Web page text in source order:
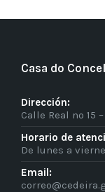
Casa do
Dirección:
Calle Real nº 15
Horario de
De lunes a
Email: